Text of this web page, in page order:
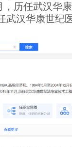
，历任武汉华
武汉华康世纪